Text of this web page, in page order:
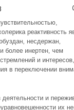
реактивность
несдержан,
более инертен, чем
и интересов,
в переключении
и
их